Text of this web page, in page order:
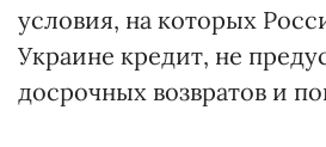
условия, на которых
Украине кредит, не
досрочных возвратов и